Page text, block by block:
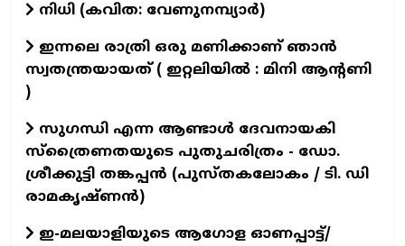
നിധി (കവിത: വേണുനമ്പ്യാർ)
ഇന്നലെ രാത്രി ഒരു മണിക്കാണ് ഞാൻ
സ്വതന്ത്രയായത് ( ഇറ്റലിയിൽ : മിനി ആന്റണി
)
സുഗന്ധി എന്ന ആണ്ടാള്‍ ദേവനായകി
സ്ത്രൈണതയുടെ പുതുചരിത്രം - ഡോ.
ശ്രീക്കുട്ടി തങ്കപ്പന്‍ (പുസ്തകലോകം / ടി. ഡി
രാമകൃഷ്ണന്‍)
ഇ-മലയാളിയുടെ ആഗോള ഓണപ്പാട്ട്/